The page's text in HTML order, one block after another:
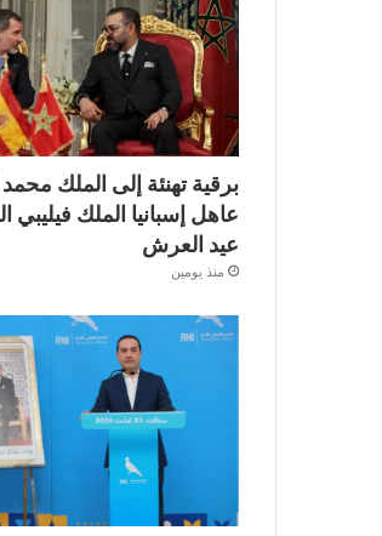
برقية تهنئة إلى الملك
عاهل إسبانيا الملك
عيد العرش
منذ يومين